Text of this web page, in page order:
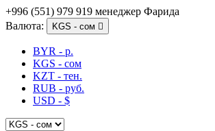
+996 (551) 979 919 менеджер Фарида
Валюта:
KGS - сом 
BYR - р.
KGS - сом
KZT - тен.
RUB - руб.
USD - $